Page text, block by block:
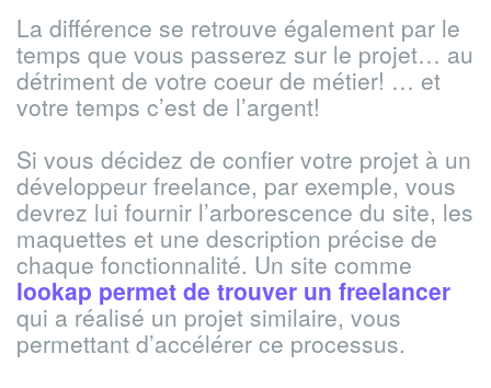
La différence se retrouve également par le
temps que vous passerez sur le projet… au
détriment de votre coeur de métier! … et
votre temps c’est de l’argent!
Si vous décidez de confier votre projet à un
développeur freelance, par exemple, vous
devrez lui fournir l’arborescence du site, les
maquettes et une description précise de
chaque fonctionnalité. Un site comme
lookap permet de trouver un freelancer
qui a réalisé un projet similaire, vous
permettant d’accélérer ce processus.